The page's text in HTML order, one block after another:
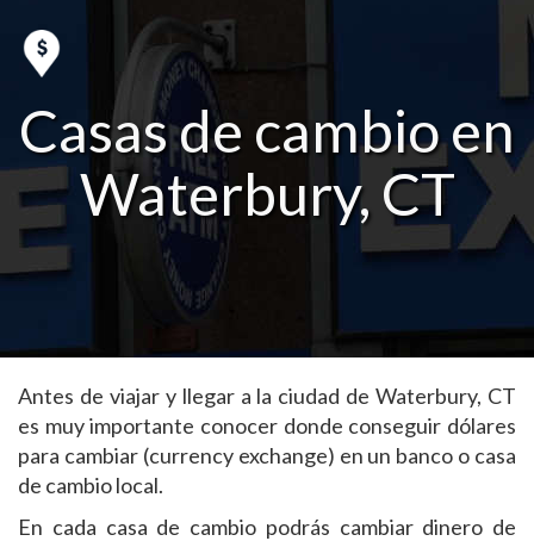
Casas de cambio en
Waterbury, CT
Antes de viajar y llegar a la ciudad de Waterbury, CT
es muy importante conocer donde conseguir dólares
para cambiar (currency exchange) en un banco o casa
de cambio local.
En cada casa de cambio podrás cambiar dinero de